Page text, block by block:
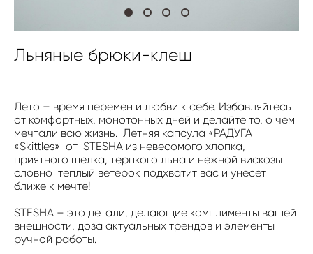
Льняные брюки-клеш
Лето – время перемен и любви к себе. Избавляйтесь
от комфортных, монотонных дней и делайте то, о чем
мечтали всю жизнь. Летняя капсула «РАДУГА
«Skittles» от STESHA из невесомого хлопка,
приятного шелка, терпкого льна и нежной вискозы
словно теплый ветерок подхватит вас и унесет
ближе к мечте!
STESHA – это детали, делающие комплименты вашей
внешности, доза актуальных трендов и элементы
ручной работы.